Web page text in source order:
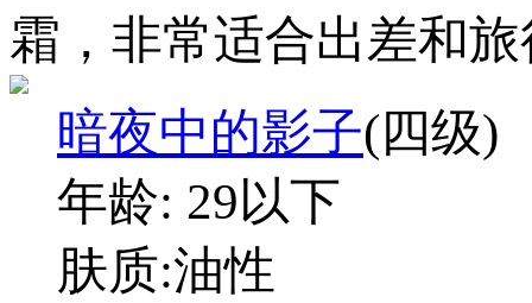
霜，非常适合出差和
暗夜中的影子(四级)
年龄: 29以下
肤质:油性